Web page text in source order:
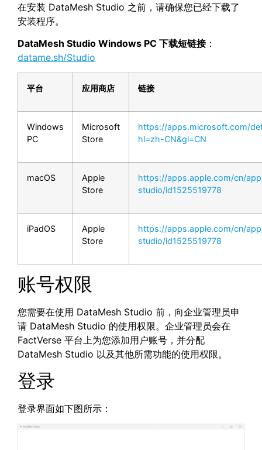
在安装 DataMesh Studio 之前，请确保您已经下载了
安装程序。
DataMesh Studio Windows PC 下载短链接：
datame.sh/Studio
平台 应用商店 链接
Windows
PC
Microsoft
Store
https://apps.microsoft.com/
hl=zh-CN&gl=CN
macOS
Apple
Store
https://apps.apple.com/cn/
studio/id1525519778
iPadOS
Apple
Store
https://apps.apple.com/cn/
studio/id1525519778
账号权限
您需要在使用 DataMesh Studio 前，向企业管理员申
请 DataMesh Studio 的使用权限。企业管理员会在
FactVerse 平台上为您添加用户账号，并分配
DataMesh Studio 以及其他所需功能的使用权限。
登录
登录界面如下图所示：